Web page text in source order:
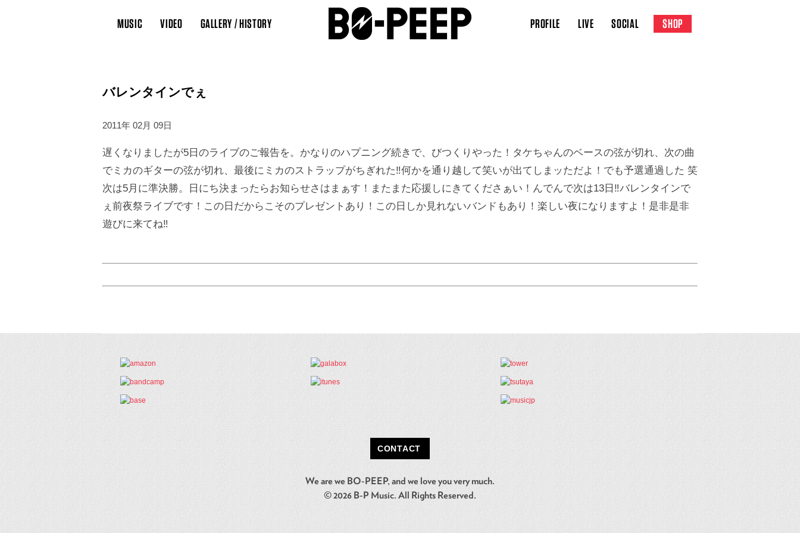
MUSIC VIDEO GALLERY / HISTORY PROFILE LIVE SOCIAL SHOP
バレンタインでぇ
2011年 02月 09日
遅くなりましたが5日のライブのご報告を。かなりのハプニング続きで、びつくりやった！タケちゃんのベースの弦が切れ、次の曲
でミカのギターの弦が切れ、最後にミカのストラップがちぎれた‼何かを通り越して笑いが出てしまッただよ！でも予選通過した 笑
次は5月に準決勝。日にち決まったらお知らせさはまぁす！またまた応援しにきてくださぁい！んでんで次は13日‼バレンタインで
ぇ前夜祭ライブです！この日だからこそのプレゼントあり！この日しか見れないバンドもあり！楽しい夜になりますよ！是非是非
遊びに来てね‼
CONTACT
We are we BO-PEEP, and we love you very much.
© 2026 B-P Music. All Rights Reserved.